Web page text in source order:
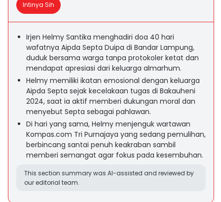
Intinya Sih
Irjen Helmy Santika menghadiri doa 40 hari
wafatnya Aipda Septa Duipa di Bandar Lampung,
duduk bersama warga tanpa protokoler ketat dan
mendapat apresiasi dari keluarga almarhum.
Helmy memiliki ikatan emosional dengan keluarga
Aipda Septa sejak kecelakaan tugas di Bakauheni
2024, saat ia aktif memberi dukungan moral dan
menyebut Septa sebagai pahlawan.
Di hari yang sama, Helmy menjenguk wartawan
Kompas.com Tri Purnajaya yang sedang pemulihan,
berbincang santai penuh keakraban sambil
memberi semangat agar fokus pada kesembuhan.
This section summary was AI-assisted and reviewed by
our editorial team.